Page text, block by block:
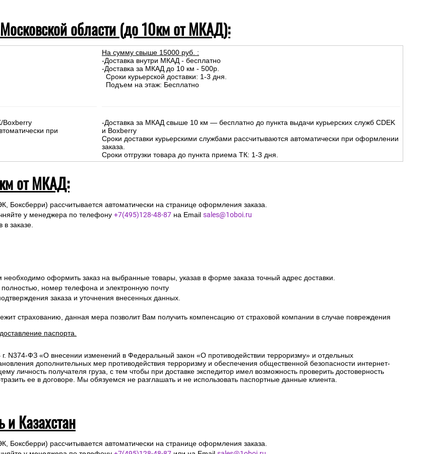
области (до 10км от МКАД):
Boxberry
при
На сумму свыше 15000 руб. :
-Доставка внутри МКАД - бесплатно
-Доставка за МКАД до 10 км - 500р.
Сроки курьерской доставки: 1-3 дня.
Подъем на этаж: Бесплатно
-Доставка за МКАД свыше 10 км — бесплатно до пункта выдачи курьерских служб CDEK
и Boxberry
Сроки доставки курьерскими службами рассчитываются автоматически при оформлении
заказа.
Сроки отгрузки товара до пункта приема ТК: 1-3 дня.
от МКАД:
Боксберри) рассчитывается автоматически на странице оформления заказа.
у менеджера по телефону +7(495)128-48-87 на Email sales@1oboi.ru
заказе.
оформить заказ на выбранные товары, указав в форме заказа точный адрес доставки.
номер телефона и электронную почту
заказа и уточнения внесенных данных.
страхованию, данная мера позволит Вам получить компенсацию от страховой компании в случае повреждения
паспорта.
N374-ФЗ «О внесении изменений в Федеральный закон «О противодействии терроризму» и отдельных
дополнительных мер противодействия терроризму и обеспечения общественной безопасности интернет-
личность получателя груза, с тем чтобы при доставке экспедитор имел возможность проверить достоверность
ее в договоре. Мы обязуемся не разглашать и не использовать паспортные данные клиента.
и Казахстан
Боксберри) рассчитывается автоматически на странице оформления заказа.